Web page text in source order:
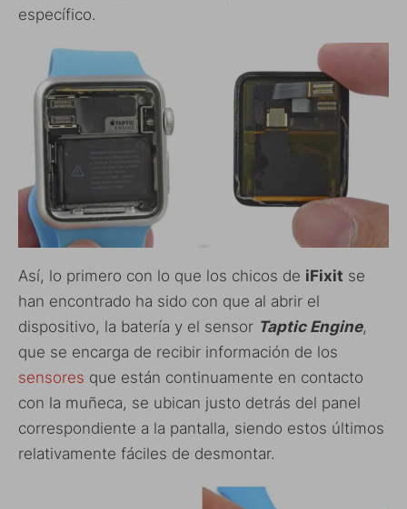
específico.
Así, lo primero con lo que los chicos de iFixit se
han encontrado ha sido con que al abrir el
dispositivo, la batería y el sensor Taptic Engine,
que se encarga de recibir información de los
sensores que están continuamente en contacto
con la muñeca, se ubican justo detrás del panel
correspondiente a la pantalla, siendo estos últimos
relativamente fáciles de desmontar.